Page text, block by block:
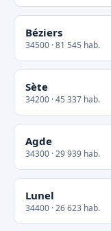
Béziers
34500 · 81 545 hab.
Sète
34200 · 45 337 hab.
Agde
34300 · 29 939 hab.
Lunel
34400 · 26 623 hab.